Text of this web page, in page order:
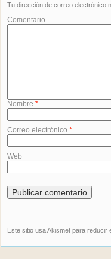
Tu dirección de correo electrónico
Comentario
Nombre *
Correo electrónico *
Web
Este sitio usa Akismet para reducir